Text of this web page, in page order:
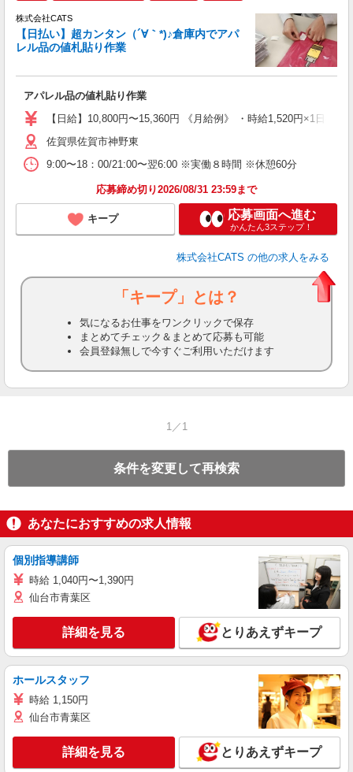
株式会社CATS
【日払い】超カンタン（´∀｀*)♪倉庫内でアパ
レル品の値札貼り作業
アパレル品の値札貼り作業
【日給】10,800円〜15,360円 《月給例》 ・時給1,520円×1日8h×
佐賀県佐賀市神野東
9:00〜18：00/21:00〜翌6:00 ※実働８時間 ※休憩60分
応募締め切り2026/08/31 23:59まで
キープ 応募画面へ進む
かんたん3ステップ！
株式会社CATS の他の求人をみる
「キープ」とは？
気になるお仕事をワンクリックで保存
まとめてチェック＆まとめて応募も可能
会員登録無しで今すぐご利用いただけます
1／1
条件を変更して再検索
あなたにおすすめの求人情報
個別指導講師
時給 1,040円〜1,390円
仙台市青葉区
詳細を見る とりあえずキープ
ホールスタッフ
時給 1,150円
仙台市青葉区
詳細を見る とりあえずキープ